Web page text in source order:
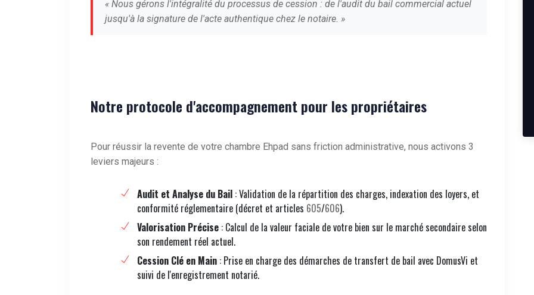
« Nous gérons l'intégralité du processus de cession : de l'audit du bail commercial actuel
jusqu'à la signature de l'acte authentique chez le notaire. »
Notre protocole d'accompagnement pour les propriétaires
Pour réussir la revente de votre chambre Ehpad sans friction administrative, nous activons 3
leviers majeurs :
Audit et Analyse du Bail : Validation de la répartition des charges, indexation des loyers, et
conformité réglementaire (décret et articles 605/606).
Valorisation Précise : Calcul de la valeur faciale de votre bien sur le marché secondaire selon
son rendement réel actuel.
Cession Clé en Main : Prise en charge des démarches de transfert de bail avec DomusVi et
suivi de l'enregistrement notarié.